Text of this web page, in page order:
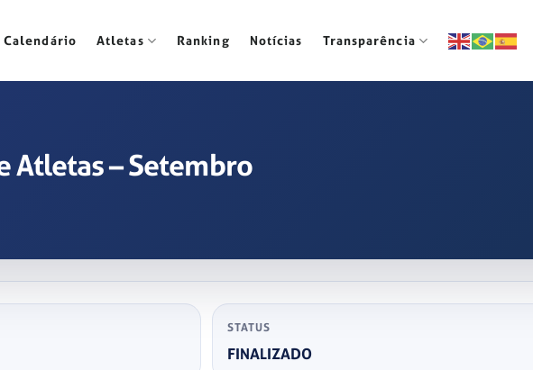
Calendário Atletas Ranking Notícias Transparência
Atletas – Setembro
STATUS
FINALIZADO